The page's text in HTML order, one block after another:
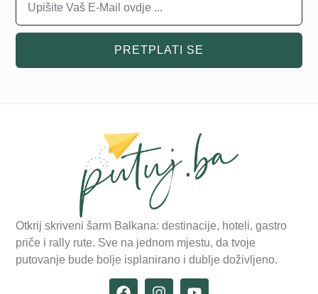
PRETPLATI SE
Otkrij skriveni šarm Balkana: destinacije, hoteli, gastro
priče i rally rute. Sve na jednom mjestu, da tvoje
putovanje bude bolje isplanirano i dublje doživljeno.